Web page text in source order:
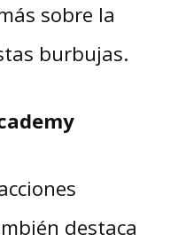
sobre la
burbujas.
destaca